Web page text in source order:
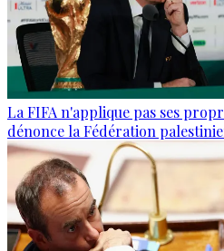
La FIFA n'applique pas ses
dénonce la Fédération